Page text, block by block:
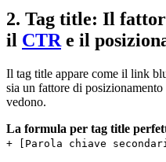
2. Tag title: Il
il CTRe il
Il tag title appare come il link
sia un fattore di
vedono.
La formula per tag title
+ [Parola chiave